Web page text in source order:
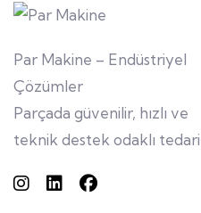
Par Makine – Endüstriyel
Çözümler
Parçada güvenilir, hızlı ve
teknik destek odaklı